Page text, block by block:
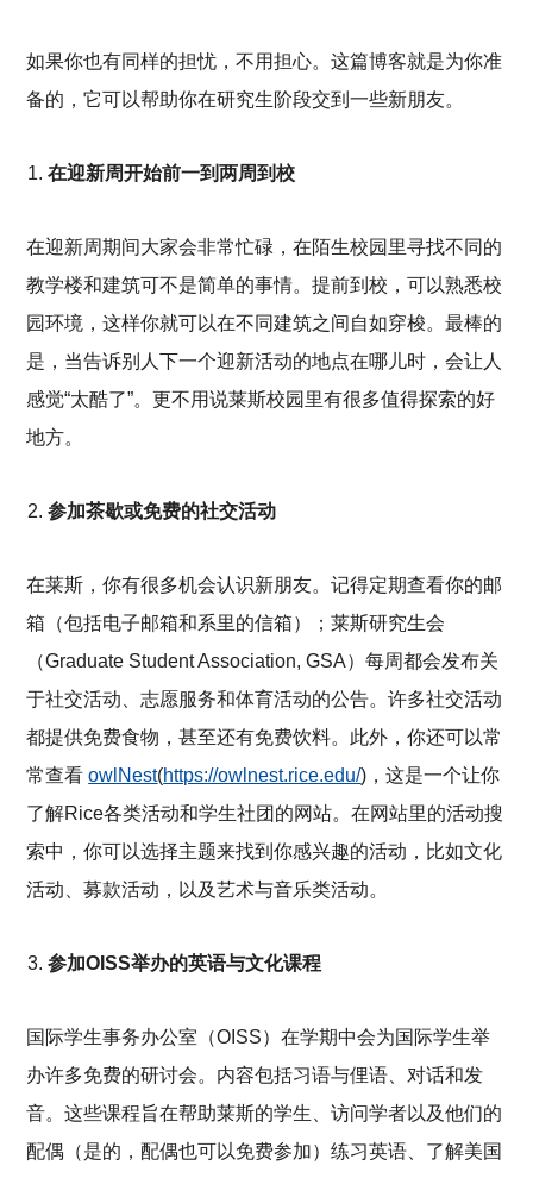
如果你也有同样的担忧，不用担心。这篇博客就是为你准
备的，它可以帮助你在研究生阶段交到一些新朋友。
在迎新周开始前一到两周到校
在迎新周期间大家会非常忙碌，在陌生校园里寻找不同的
教学楼和建筑可不是简单的事情。提前到校，可以熟悉校
园环境，这样你就可以在不同建筑之间自如穿梭。最棒的
是，当告诉别人下一个迎新活动的地点在哪儿时，会让人
感觉“太酷了”。更不用说莱斯校园里有很多值得探索的好
地方。
参加茶歇或免费的社交活动
在莱斯，你有很多机会认识新朋友。记得定期查看你的邮
箱（包括电子邮箱和系里的信箱）；莱斯研究生会
（Graduate Student Association, GSA）每周都会发布关
于社交活动、志愿服务和体育活动的公告。许多社交活动
都提供免费食物，甚至还有免费饮料。此外，你还可以常
常查看owlNest(https://owlnest.rice.edu/)，这是一个让你
了解Rice各类活动和学生社团的网站。在网站里的活动搜
索中，你可以选择主题来找到你感兴趣的活动，比如文化
活动、募款活动，以及艺术与音乐类活动。
参加OISS举办的英语与文化课程
国际学生事务办公室（OISS）在学期中会为国际学生举
办许多免费的研讨会。内容包括习语与俚语、对话和发
音。这些课程旨在帮助莱斯的学生、访问学者以及他们的
配偶（是的，配偶也可以免费参加）练习英语、了解美国